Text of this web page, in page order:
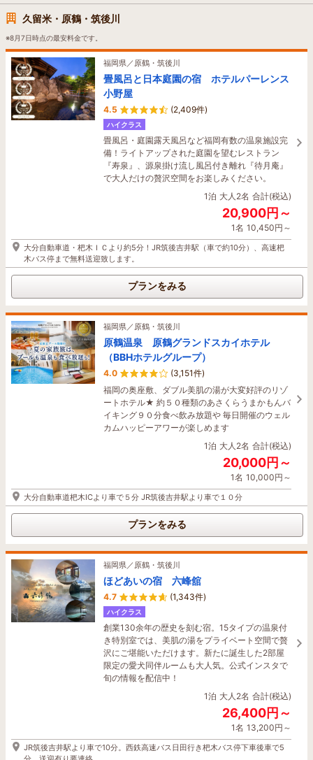
デザイン性の高い客室は、全室バス・トイレ別！
ベッドは心地よい眠りを提供するシェララフィア
1泊 大人2名 合計(税込)
JR博多駅 博多口より徒歩約4分、福岡空港より市営地下鉄利用で約10分、
プランをみる
福岡県／福岡市（博多駅周辺・香椎・海の中道）
4.4
(2,531件)
■バス・トイレが別室の２５㎡広々ワンルームタ
イプ ■移動に便利！マリンメッセ、国際センタ
ー、国際会議場、サンパレスが徒歩圏内 ■駐車場
完備（予約制25台） ■高層階（海側）からは博多
湾を一望。
5,000円～
博多駅よりバス12分（99番博多ふ頭行・福岡国際センター前下車）、中洲川
端駅より徒歩15分
プランをみる
福岡県／福岡市（天神周辺・百道浜）
『静寂』という物理的な静かさではなく、都会に
あっても穏やかで心地よい空間と時間を提供しま
す。※女性専用ルームは『ReFaコラボルーム』 ※
無料朝食サービスのメニューを一新いたしまし
た。
博多駅より乗り換えなし！地下鉄七隈線「天神南駅」から徒歩5分
プランをみる
博多駅直結！抜群のロケーション。最上階に天然
久留米・原鶴・筑後川
※8月7日時点の最安料金です。
福岡県／原鶴・筑後川
畳風呂と日本庭園の宿 ホテルパーレンス
小野屋
4.5 (2,409件)
ハイクラス
畳風呂・庭園露天風呂など福岡有数の温泉施設完
備！ライトアップされた庭園を望むレストラン
『寿泉』、源泉掛け流し風呂付き離れ『待月庵』
で大人だけの贅沢空間をお楽しみください。
1泊 大人2名 合計(税込)
20,900円～
1名 10,450円～
大分自動車道・杷木ＩＣより約5分！JR筑後吉井駅（車で約10分）、高速杷
木バス停まで無料送迎致します。
プランをみる
福岡県／原鶴・筑後川
原鶴温泉 原鶴グランドスカイホテル
（BBHホテルグループ）
4.0
(3,151件)
福岡の奥座敷、ダブル美肌の湯が大変好評のリゾ
ートホテル★ 約５０種類のあさくらうまかもんバ
イキング９０分食べ飲み放題や 毎日開催のウェル
カムハッピーアワーが楽しめます
1泊 大人2名 合計(税込)
20,000円～
1名 10,000円～
大分自動車道杷木ICより車で５分 JR筑後吉井駅より車で１０分
プランをみる
福岡県／原鶴・筑後川
ほどあいの宿 六峰舘
4.7 (1,343件)
ハイクラス
創業130余年の歴史を刻む宿。15タイプの温泉付
き特別室では、美肌の湯をプライベート空間で贅
沢にご堪能いただけます。新たに誕生した2部屋
限定の愛犬同伴ルームも大人気。公式インスタで
旬の情報を配信中！
1泊 大人2名 合計(税込)
26,400円～
1名 13,200円～
JR筑後吉井駅より車で10分。西鉄高速バス日田行き杷木バス停下車後車で5